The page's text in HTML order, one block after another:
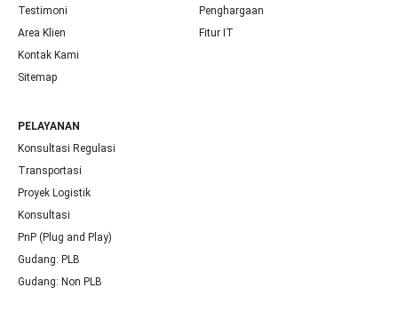
Testimoni
Area Klien
Kontak Kami
Sitemap
Penghargaan
Fitur IT
PELAYANAN
Konsultasi Regulasi
Transportasi
Proyek Logistik
Konsultasi
PnP (Plug and Play)
Gudang: PLB
Gudang: Non PLB